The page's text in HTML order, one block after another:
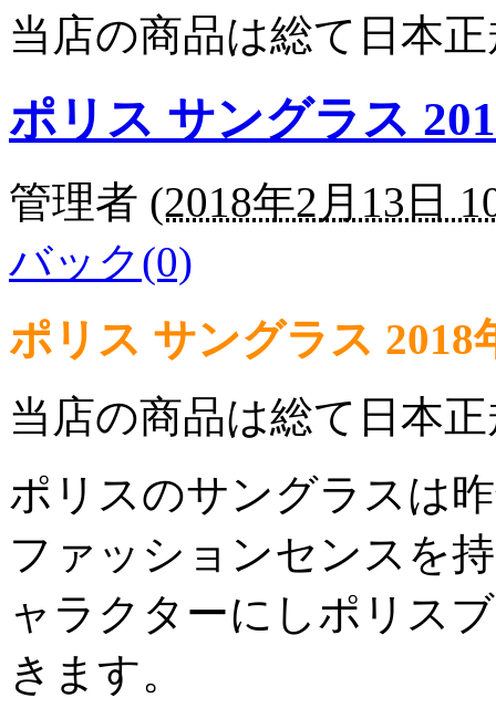
当店の商品は総て日本
ポリス サングラス
管理者 (2018年2月13日
バック(0)
ポリス サングラス
当店の商品は総て日本
ポリスのサングラスは
ファッションセンスを
ャラクターにしポリス
きます。